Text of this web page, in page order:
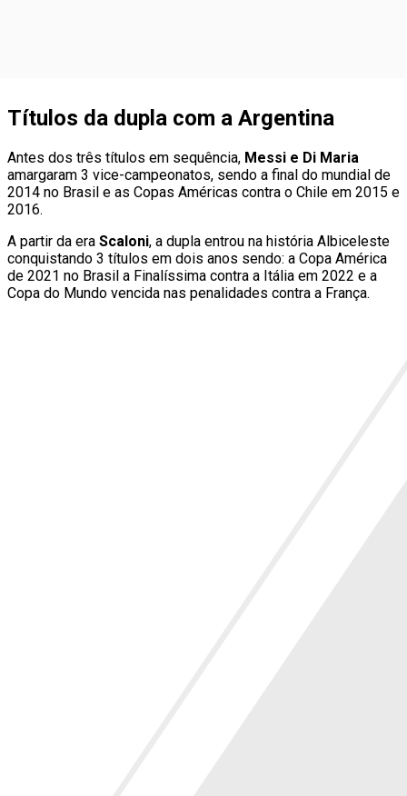
Títulos da dupla com a Argentina
Antes dos três títulos em sequência, Messi e Di Maria
amargaram 3 vice-campeonatos, sendo a final do mundial de
2014 no Brasil e as Copas Américas contra o Chile em 2015 e
2016.
A partir da era Scaloni, a dupla entrou na história Albiceleste
conquistando 3 títulos em dois anos sendo: a Copa América
de 2021 no Brasil a Finalíssima contra a Itália em 2022 e a
Copa do Mundo vencida nas penalidades contra a França.